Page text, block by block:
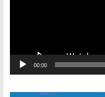
00:00